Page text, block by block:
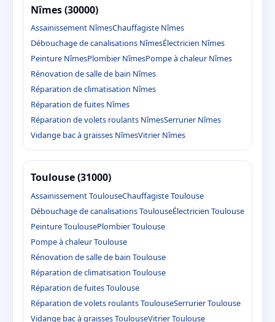
Nîmes (30000)
Assainissement NîmesChauffagiste Nîmes
Débouchage de canalisations NîmesÉlectricien Nîmes
Peinture NîmesPlombier NîmesPompe à chaleur Nîmes
Rénovation de salle de bain Nîmes
Réparation de climatisation Nîmes
Réparation de fuites Nîmes
Réparation de volets roulants NîmesSerrurier Nîmes
Vidange bac à graisses NîmesVitrier Nîmes
Toulouse (31000)
Assainissement ToulouseChauffagiste Toulouse
Débouchage de canalisations ToulouseÉlectricien Toulouse
Peinture ToulousePlombier Toulouse
Pompe à chaleur Toulouse
Rénovation de salle de bain Toulouse
Réparation de climatisation Toulouse
Réparation de fuites Toulouse
Réparation de volets roulants ToulouseSerrurier Toulouse
Vidange bac à graisses ToulouseVitrier Toulouse